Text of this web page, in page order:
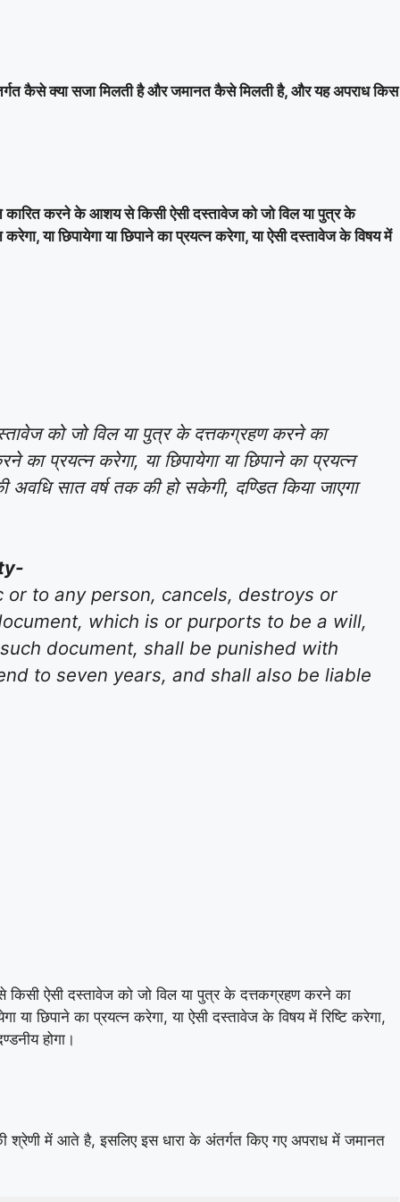
कैसे क्या सजा मिलती है और जमानत कैसे मिलती है, और यह अपराध किस
कारित करने के आशय से किसी ऐसी दस्तावेज को जो विल या पुत्र के
करेगा, या छिपायेगा या छिपाने का प्रयत्न करेगा, या ऐसी दस्तावेज के विषय में
को जो विल या पुत्र के दत्तकग्रहण करने का
का प्रयत्न करेगा, या छिपायेगा या छिपाने का प्रयत्न
सात वर्ष तक की हो सकेगी, दण्डित किया जाएगा
to any person, cancels, destroys or
which is or purports to be a will,
document, shall be punished with
to seven years, and shall also be liable
ऐसी दस्तावेज को जो विल या पुत्र के दत्तकग्रहण करने का
या छिपाने का प्रयत्न करेगा, या ऐसी दस्तावेज के विषय में रिष्टि करेगा,
होगा।
श्रेणी में आते है, इसलिए इस धारा के अंतर्गत किए गए अपराध में जमानत